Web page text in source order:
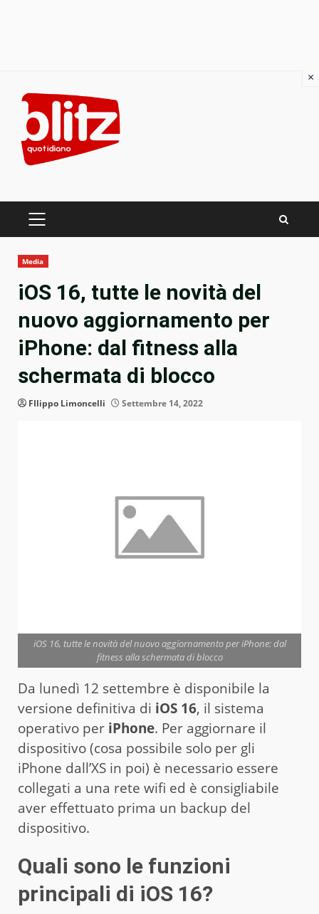
content
PRIMARY
Media
iOS 16, tutte le novità del
nuovo aggiornamento per
iPhone: dal fitness alla
schermata di blocco
FIlippo Limoncelli Settembre 14, 2022
iOS 16, tutte le novità del nuovo aggiornamento per iPhone: dal
fitness alla schermata di blocco
Da lunedì 12 settembre è disponibile la
versione definitiva di iOS 16, il sistema
operativo per iPhone. Per aggiornare il
dispositivo (cosa possibile solo per gli
iPhone dall’XS in poi) è necessario essere
collegati a una rete wifi ed è consigliabile
aver effettuato prima un backup del
dispositivo.
Quali sono le funzioni
principali di iOS 16?
×